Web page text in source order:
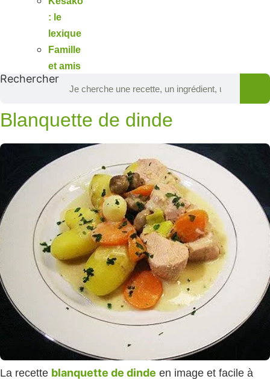
: le
lexique
Famille
et amis
Rechercher
Blanquette de dinde
La recette blanquette de dinde en image et facile à